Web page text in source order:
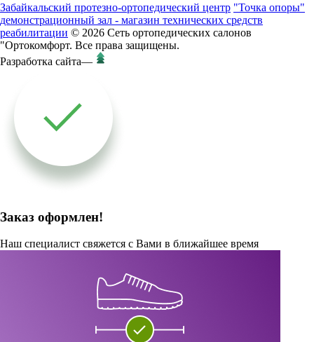
Забайкальский протезно-ортопедический центр "Точка опоры"
демонстрационный зал - магазин технических средств
реабилитации © 2026 Сеть ортопедических салонов
"Ортокомфорт. Все права защищены.
Разработка сайта—
Заказ оформлен!
Наш специалист свяжется с Вами в ближайшее время